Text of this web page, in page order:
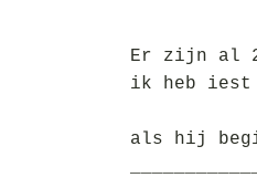
Er zijn al 2
ik heb iest
als hij